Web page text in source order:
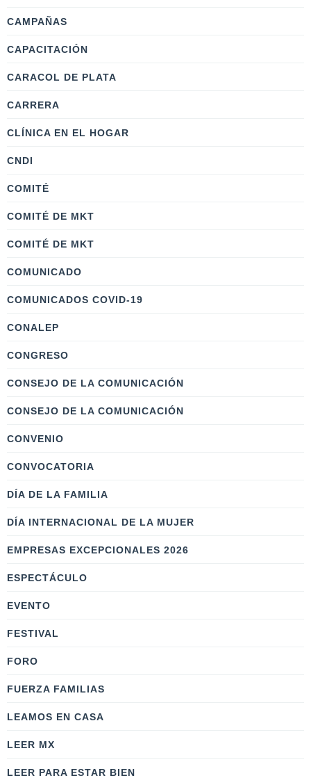
CAMPAÑAS
CAPACITACIÓN
CARACOL DE PLATA
CARRERA
CLÍNICA EN EL HOGAR
CNDI
COMITÉ
COMITÉ DE MKT
COMITÉ DE MKT
COMUNICADO
COMUNICADOS COVID-19
CONALEP
CONGRESO
CONSEJO DE LA COMUNICACIÓN
CONSEJO DE LA COMUNICACIÓN
CONVENIO
CONVOCATORIA
DÍA DE LA FAMILIA
DÍA INTERNACIONAL DE LA MUJER
EMPRESAS EXCEPCIONALES 2026
ESPECTÁCULO
EVENTO
FESTIVAL
FORO
FUERZA FAMILIAS
LEAMOS EN CASA
LEER MX
LEER PARA ESTAR BIEN